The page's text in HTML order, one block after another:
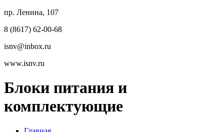
пр. Ленина, 107
8 (8617) 62-00-68
isnv@inbox.ru
www.isnv.ru
Блоки питания и
комплектующие